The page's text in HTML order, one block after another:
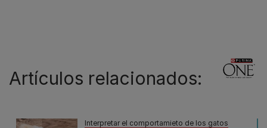
Artículos relacionados:
Interpretar el comportamieto de los gatos